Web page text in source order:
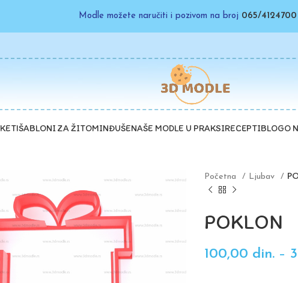
ŠABLONI ZA ŽITOMINĐUŠENAŠE MODLE U PRAKSIRECEPTIBLOGO
Početna Ljubav
POKLON
100,00 din. –
Modle možete naručiti i pozivom na broj 065/4124700